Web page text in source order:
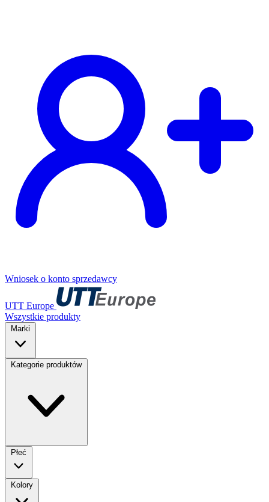
Wniosek o konto sprzedawcy
UTT Europe
Wszystkie produkty
Marki
Kategorie produktów
Płeć
Kolory